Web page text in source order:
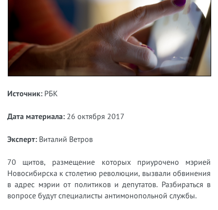
Источник: РБК
Дата материала: 26 октября 2017
Эксперт: Виталий Ветров
70 щитов, размещение которых приурочено мэрией
Новосибирска к столетию революции, вызвали обвинения
в адрес мэрии от политиков и депутатов. Разбираться в
вопросе будут специалисты антимонопольной службы.